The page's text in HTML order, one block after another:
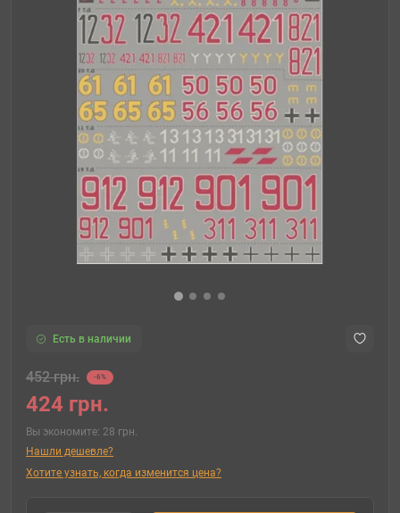
Есть в наличии
452 грн. -6%
424 грн.
Вы экономите: 28 грн.
Нашли дешевле?
Хотите узнать, когда изменится цена?